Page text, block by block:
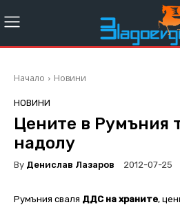
Начало Новини
НОВИНИ
Цените в Румъния
надолу
By Денислав Лазаров 2012-07-25
Румъния сваля ДДС на храните,